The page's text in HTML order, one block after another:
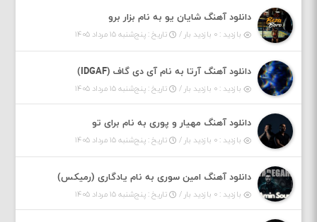
دانلود آهنگ شایان یو به نام بزار برو
بازدید : ۰ بازدید بار / تاریخ : پنج‌شنبه ۱۵ مرداد ۱۴۰۵
دانلود آهنگ آرتا به نام آی دی گاف (IDGAF)
بازدید : ۰ بازدید بار / تاریخ : پنج‌شنبه ۱۵ مرداد ۱۴۰۵
دانلود آهنگ مهیار و پوری به نام برای تو
بازدید : ۰ بازدید بار / تاریخ : پنج‌شنبه ۱۵ مرداد ۱۴۰۵
دانلود آهنگ امین سوری به نام یادگاری (رمیکس)
بازدید : ۰ بازدید بار / تاریخ : پنج‌شنبه ۱۵ مرداد ۱۴۰۵